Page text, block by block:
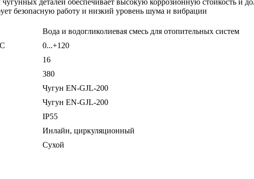
безопасную работу и низкий уровень шума и вибрации
Вода и водогликолиевая смесь для отопительных систем
0...+120
16
380
Чугун EN-GJL-200
Чугун EN-GJL-200
IP55
Инлайн, циркуляционный
Сухой